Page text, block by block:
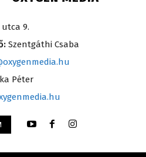
utca 9.
Szentgáthi Csaba
Péter